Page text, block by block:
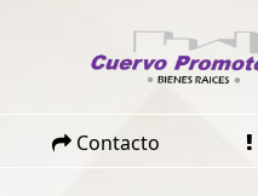
Contacto